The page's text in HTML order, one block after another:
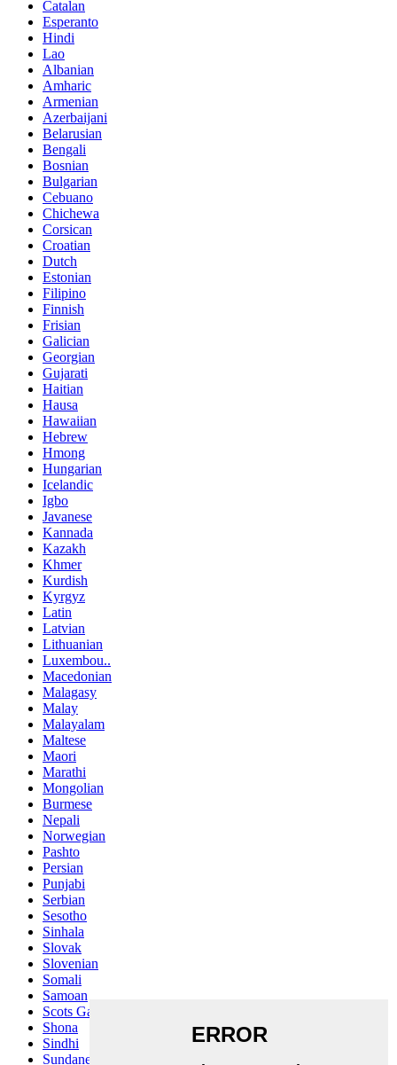
Catalan
Esperanto
Hindi
Lao
Albanian
Amharic
Armenian
Azerbaijani
Belarusian
Bengali
Bosnian
Bulgarian
Cebuano
Chichewa
Corsican
Croatian
Dutch
Estonian
Filipino
Finnish
Frisian
Galician
Georgian
Gujarati
Haitian
Hausa
Hawaiian
Hebrew
Hmong
Hungarian
Icelandic
Igbo
Javanese
Kannada
Kazakh
Khmer
Kurdish
Kyrgyz
Latin
Latvian
Lithuanian
Luxembou..
Macedonian
Malagasy
Malay
Malayalam
Maltese
Maori
Marathi
Mongolian
Burmese
Nepali
Norwegian
Pashto
Persian
Punjabi
Serbian
Sesotho
Sinhala
Slovak
Slovenian
Somali
Samoan
Scots Gaelic
Shona
Sindhi
Sundanese